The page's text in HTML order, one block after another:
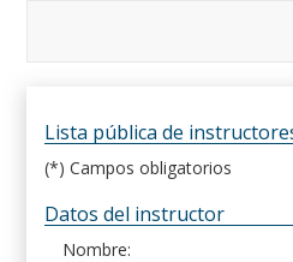
Lista pública de
(*) Campos obligatorios
Datos del instructor
Nombre: